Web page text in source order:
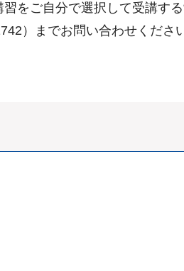
をご自分で選択して受講す
）までお問い合わせください